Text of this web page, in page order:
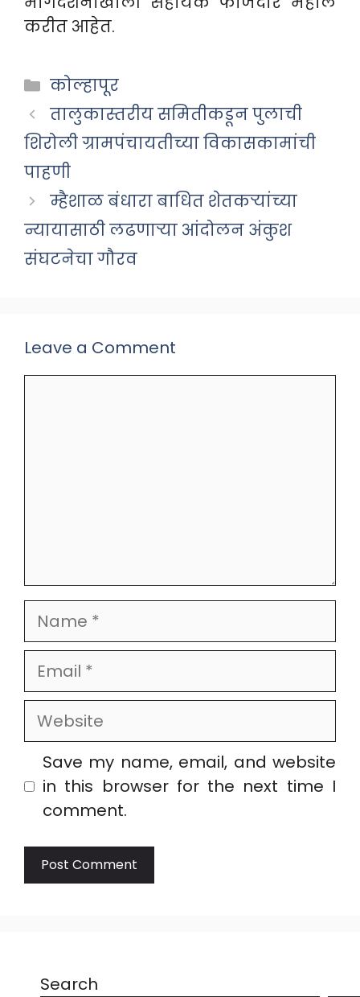
करीत आहेत.
Categories
कोल्हापूर
तालुकास्तरीय समितीकडून पुलाची
शिरोली ग्रामपंचायतीच्या विकासकामांची
पाहणी
म्हैशाळ बंधारा बाधित शेतकऱ्यांच्या
न्यायासाठी लढणाऱ्या आंदोलन अंकुश
संघटनेचा गौरव
Leave a Comment
Name
Email
Website
Save my name, email, and website
in this browser for the next time I
comment.
Search